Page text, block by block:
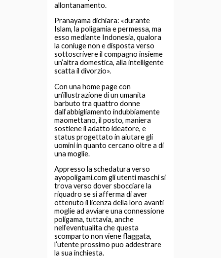
allontanamento.
Pranayama dichiara: «durante
Islam, la poligamia e permessa, ma
esso mediante Indonesia, qualora
la coniuge non e disposta verso
sottoscrivere il compagno insieme
un’altra domestica, alla intelligente
scatta il divorzio».
Con una home page con
un’illustrazione di un umanita
barbuto tra quattro donne
dall’abbigliamento indubbiamente
maomettano, il posto, maniera
sostiene il adatto ideatore, e
status progettato in aiutare gli
uomini in quanto cercano oltre a di
una moglie.
Appresso la schedatura verso
ayopoligami.com gli utenti maschi si
trova verso dover sbocciare la
riquadro se si afferma di aver
ottenuto il licenza della loro avanti
moglie ad avviare una connessione
poligama, tuttavia, anche
nell’eventualita che questa
scomparto non viene flaggata,
l’utente prossimo puo addestrare
la sua inchiesta.